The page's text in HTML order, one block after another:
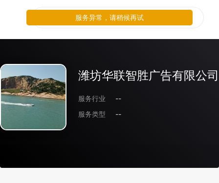
潍坊华联智胜广告有限公司
服务行业
--
服务类型
--
服务异常，请稍候再试